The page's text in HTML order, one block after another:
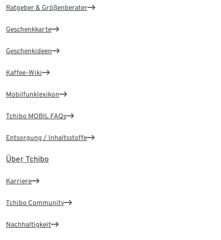
Ratgeber & Größenberater
Geschenkkarte
Geschenkideen
Kaffee-Wiki
Mobilfunklexikon
Tchibo MOBIL FAQs
Entsorgung / Inhaltsstoffe
Über Tchibo
Karriere
Tchibo Community
Nachhaltigkeit